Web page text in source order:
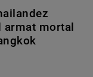
mortal